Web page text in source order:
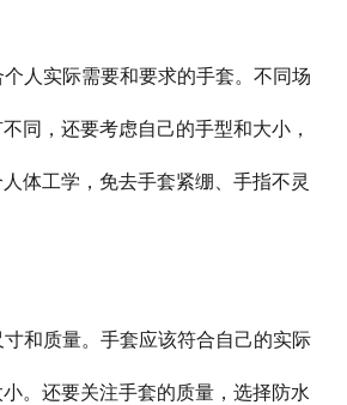
个人实际需要和要求的手套。不同场
同，还要考虑自己的手型和大小，
体工学，免去手套紧绷、手指不灵
和质量。手套应该符合自己的实际
。还要关注手套的质量，选择防水